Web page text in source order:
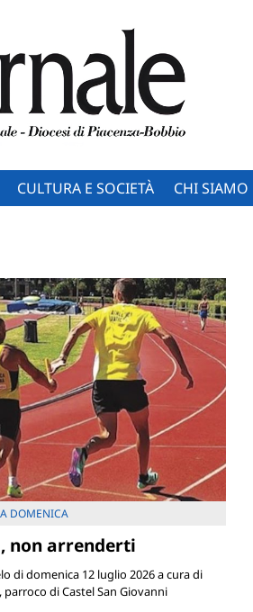
CULTURA E SOCIETÀ CHI SIAMO
DOMENICA
non arrenderti
di domenica 12 luglio 2026 a cura di
di Castel San Giovanni